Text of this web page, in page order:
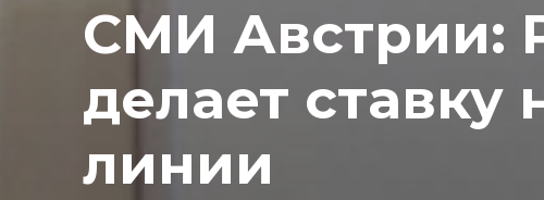
СМИ Австрии:
делает ставку
линии